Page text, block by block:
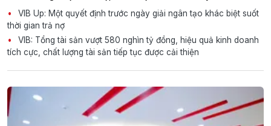
VIB Up: Một quyết định trước ngày giải ngân tạo khác biệt suốt
thời gian trả nợ
VIB: Tổng tài sản vượt 580 nghìn tỷ đồng, hiệu quả kinh doanh
tích cực, chất lượng tài sản tiếp tục được cải thiện